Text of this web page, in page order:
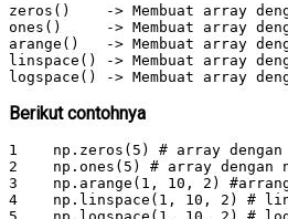
zeros()    -> Membuat array
ones()     -> Membuat array
arange()   -> Membuat array
linspace() -> Membuat array
logspace() -> Membuat array
Berikut contohnya
1    np.zeros(5) # array
2    np.ones(5) # array dengan
3    np.arange(1, 10, 2)
4    np.linspace(1, 10, 2) #